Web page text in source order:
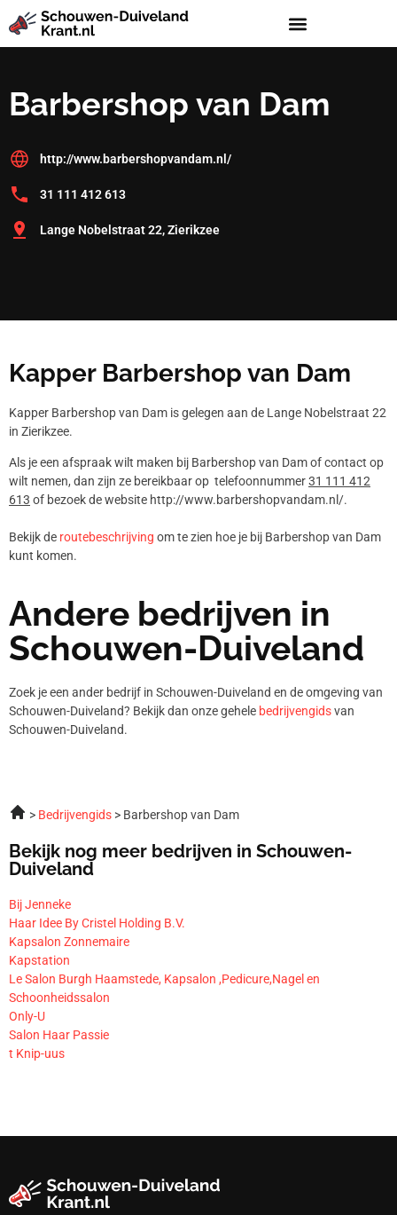
Barbershop van Dam
http://www.barbershopvandam.nl/
31 111 412 613
Lange Nobelstraat 22, Zierikzee
Kapper Barbershop van Dam
Kapper Barbershop van Dam is gelegen aan de Lange Nobelstraat 22
in Zierikzee.
Als je een afspraak wilt maken bij Barbershop van Dam of contact op
wilt nemen, dan zijn ze bereikbaar op telefoonnummer31 111 412
613 of bezoek de website http://www.barbershopvandam.nl/.
Bekijk de routebeschrijving om te zien hoe je bij Barbershop van Dam
kunt komen.
Andere bedrijven in
Schouwen-Duiveland
Zoek je een ander bedrijf in Schouwen-Duiveland en de omgeving van
Schouwen-Duiveland? Bekijk dan onze gehele bedrijvengidsvan
Schouwen-Duiveland.
Bedrijvengids Barbershop van Dam
Bekijk nog meer bedrijven in Schouwen-
Duiveland
Bij Jenneke
Haar Idee By Cristel Holding B.V.
Kapsalon Zonnemaire
Kapstation
Le Salon Burgh Haamstede, Kapsalon ,Pedicure,Nagel en
Schoonheidssalon
Only-U
Salon Haar Passie
t Knip-uus